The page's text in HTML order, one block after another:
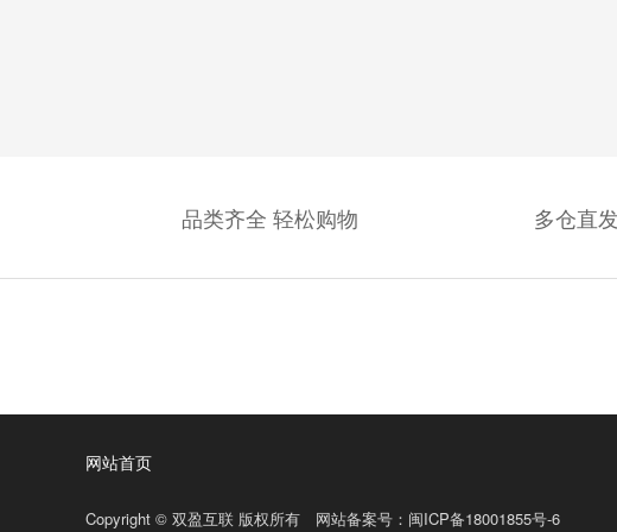
品类齐全 轻松购物 多仓直
网站首页
Copyright © 双盈互联 版权所有 网站备案号： 闽ICP备18001855号-6